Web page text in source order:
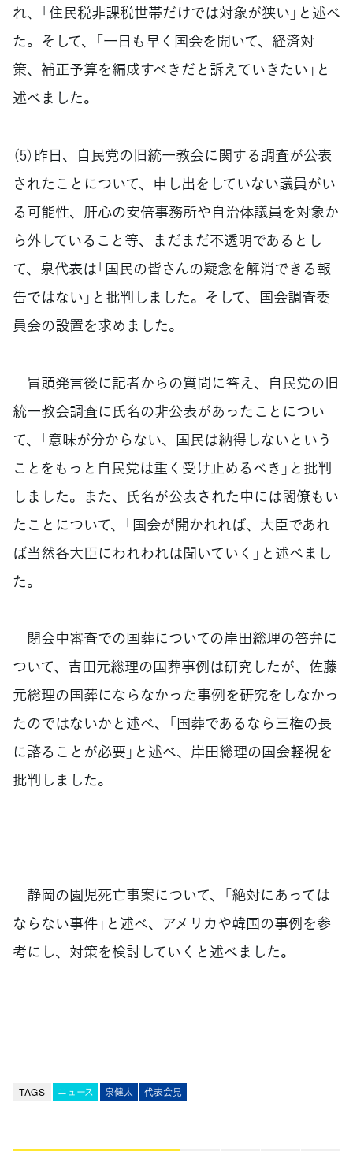
れ、「住民税非課税世帯だけでは対象が狭い」と述べ
た。そして、「一日も早く国会を開いて、経済対
策、補正予算を編成すべきだと訴えていきたい」と
述べました。
（5）昨日、自民党の旧統一教会に関する調査が公表
されたことについて、申し出をしていない議員がい
る可能性、肝心の安倍事務所や自治体議員を対象か
ら外していること等、まだまだ不透明であるとし
て、泉代表は「国民の皆さんの疑念を解消できる報
告ではない」と批判しました。そして、国会調査委
員会の設置を求めました。
冒頭発言後に記者からの質問に答え、自民党の旧
統一教会調査に氏名の非公表があったことについ
て、「意味が分からない、国民は納得しないという
ことをもっと自民党は重く受け止めるべき」と批判
しました。また、氏名が公表された中には閣僚もい
たことについて、「国会が開かれれば、大臣であれ
ば当然各大臣にわれわれは聞いていく」と述べまし
た。
閉会中審査での国葬についての岸田総理の答弁に
ついて、吉田元総理の国葬事例は研究したが、佐藤
元総理の国葬にならなかった事例を研究をしなかっ
たのではないかと述べ、「国葬であるなら三権の長
に諮ることが必要」と述べ、岸田総理の国会軽視を
批判しました。
静岡の園児死亡事案について、「絶対にあっては
ならない事件」と述べ、アメリカや韓国の事例を参
考にし、対策を検討していくと述べました。
TAGS ニュース 泉健太 代表会見